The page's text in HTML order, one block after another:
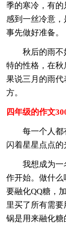
季的寒冷，有的
感到一丝冷意
事先做好准备。
秋后的雨
特的性格，在
果说三月的雨
方。
四年级的作文
每一个人
闪着星星点点的
我想成为一
作开始。做什
要融化QQ糖，
里买了所有需
锅是用来融化